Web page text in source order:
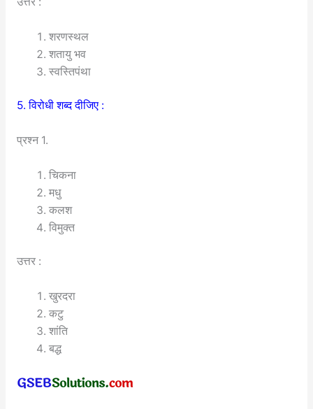
शरणस्थल
शतायु भव
स्वस्तिपंथा
5. विरोधी शब्द दीजिए :
प्रश्न 1.
चिकना
मधु
कलश
विमुक्त
उत्तर :
खुरदरा
कटु
शांति
बद्ध